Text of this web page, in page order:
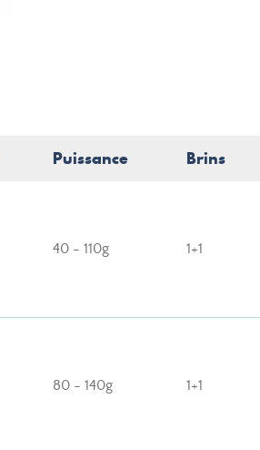
Puissance Brins
40 - 110g 1+1
80 - 140g 1+1